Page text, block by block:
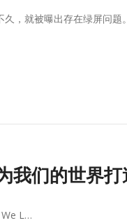
，就被曝出存在绿屏问
我们的世界
L…